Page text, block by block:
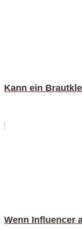
Kann ein
Wenn Influencer